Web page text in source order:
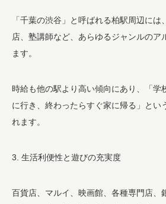
「千葉の渋谷」と呼ばれる柏駅周辺に
店、塾講師など、あらゆるジャンルのア
ます。
時給も他の駅より高い傾向にあり、「学
に行き、終わったらすぐ家に帰る」とい
れます。
3. 生活利便性と遊びの充実度
百貨店、マルイ、映画館、各種専門店